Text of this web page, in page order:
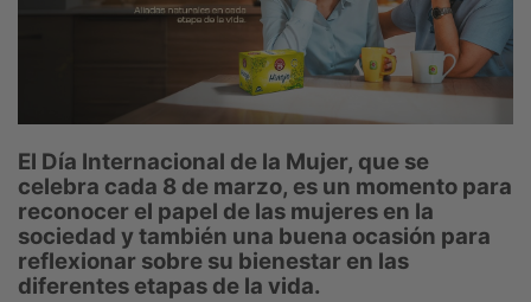
El Día Internacional de la Mujer, que se
celebra cada 8 de marzo, es un momento para
reconocer el papel de las mujeres en la
sociedad y también una buena ocasión para
reflexionar sobre su bienestar en las
diferentes etapas de la vida.